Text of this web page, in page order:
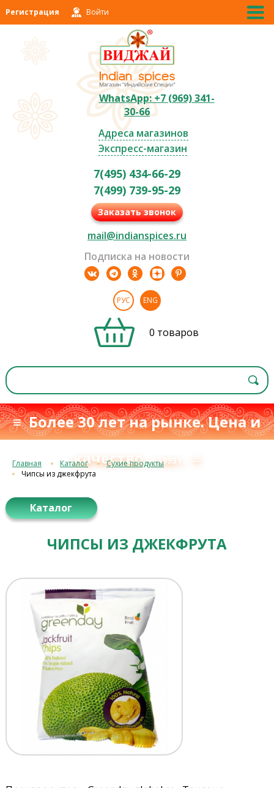
Регистрация Войти
WhatsApp: +7 (969) 341-
30-66
Адреса магазинов
Экспресс-магазин
7(495) 434-66-29
7(499) 739-95-29
Заказать звонок
mail@indianspices.ru
Подписка на новости
РУС ENG
0 товаров
≡ Более 30 лет на рынке. Цена и
качествос 1993 г. ≡
Главная Каталог
Сухие продукты
Чипсы из джекфрута
Каталог
ЧИПСЫ ИЗ ДЖЕКФРУТА